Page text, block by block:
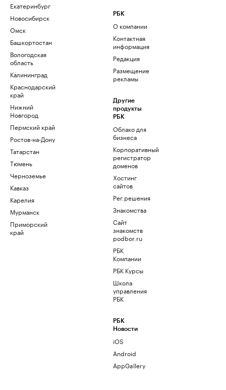
Екатеринбург
Новосибирск
Омск
Башкортостан
Вологодская
область
Калининград
Краснодарский
край
Нижний
Новгород
Пермский край
Ростов-на-Дону
Татарстан
Тюмень
Черноземье
Кавказ
Карелия
Мурманск
Приморский
край
РБК
О компании
Контактная
информация
Редакция
Размещение
рекламы
Другие
продукты
РБК
Облако для
бизнеса
Корпоративный
регистратор
доменов
Хостинг
сайтов
Рег.решения
Знакомства
Сайт
знакомств
podbor.ru
РБК
Компании
РБК Курсы
Школа
управления
РБК
РБК
Новости
iOS
Android
AppGallery